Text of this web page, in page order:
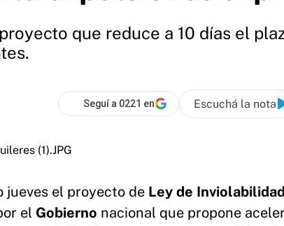
que reduce a 10 días el
Seguí a 0221 en Escuchá la nota
jueves el proyecto de Ley de
el Gobierno nacional que propone